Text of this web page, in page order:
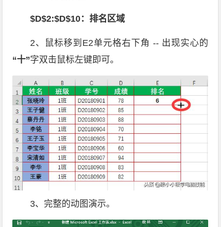
$D$2:$D$10：排名区域
2、鼠标移到E2单元格右下角 -- 出现实心的
“十”字双击鼠标左键即可。
3、完整的动图演示。